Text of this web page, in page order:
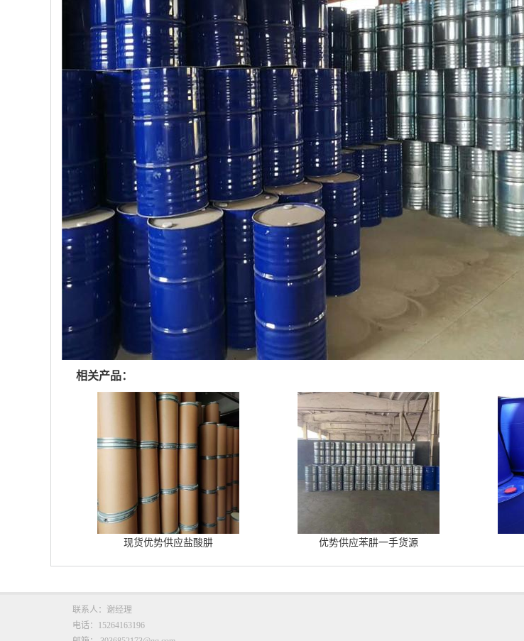
相关产品：
现货优势供应盐酸肼 优势供应苯肼一手货源
联系人：谢经理
电话：15264163196